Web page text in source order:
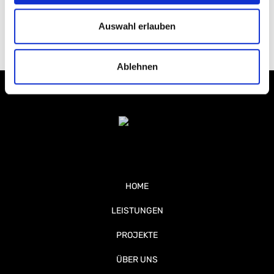
Auswahl erlauben
Ablehnen
dass er Sie benachrichtigt, sobald Cookies gesendet
HOME
LEISTUNGEN
PROJEKTE
ÜBER UNS